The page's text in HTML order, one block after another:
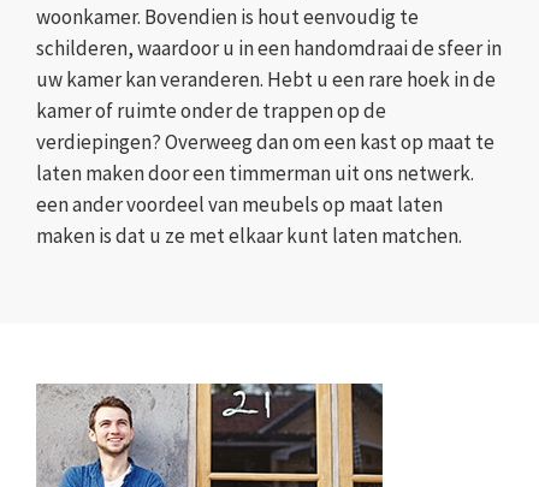
woonkamer. Bovendien is hout eenvoudig te
schilderen, waardoor u in een handomdraai de sfeer in
uw kamer kan veranderen. Hebt u een rare hoek in de
kamer of ruimte onder de trappen op de
verdiepingen? Overweeg dan om een kast op maat te
laten maken door een timmerman uit ons netwerk.
een ander voordeel van meubels op maat laten
maken is dat u ze met elkaar kunt laten matchen.